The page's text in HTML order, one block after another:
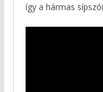
így a hármas